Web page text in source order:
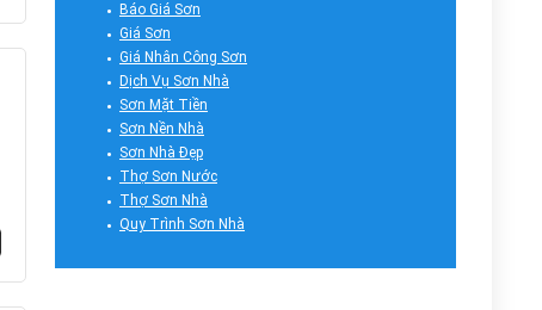
Báo Giá Sơn
Giá Sơn
Giá Nhân Công Sơn
Dịch Vụ Sơn Nhà
Sơn Mặt Tiền
Sơn Nền Nhà
Sơn Nhà Đẹp
Thợ Sơn Nước
Thợ Sơn Nhà
Quy Trình Sơn Nhà